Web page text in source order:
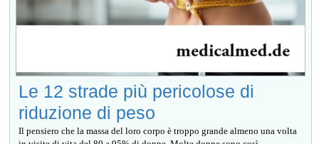
Le 12 strade più pericolose di
riduzione di peso
Il pensiero che la massa del loro corpo è troppo grande almeno una volta